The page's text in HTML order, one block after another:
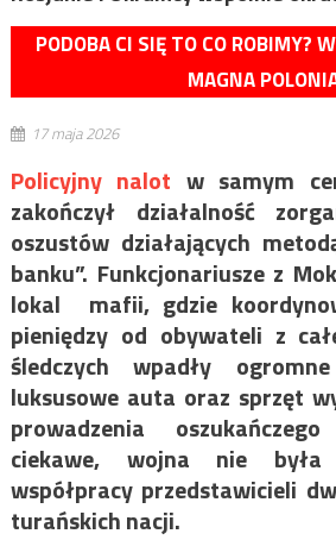
PODOBA CI SIĘ TO CO ROBIMY?
MAGNA
17 maja 2026
Policyjny nalot w samym
zakończył działalność
oszustów działających
banku”. Funkcjonariusze z
lokal mafii, gdzie
pieniędzy od obywateli z
śledczych wpadły
luksusowe auta oraz sprzęt
prowadzenia
ciekawe, wojna nie była
współpracy przedstawicieli
turańskich nacji.